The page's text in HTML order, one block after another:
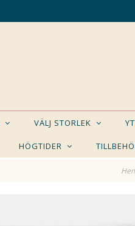
VÄLJ STORLEK
HÖGTIDER
KANSKE NÅGON